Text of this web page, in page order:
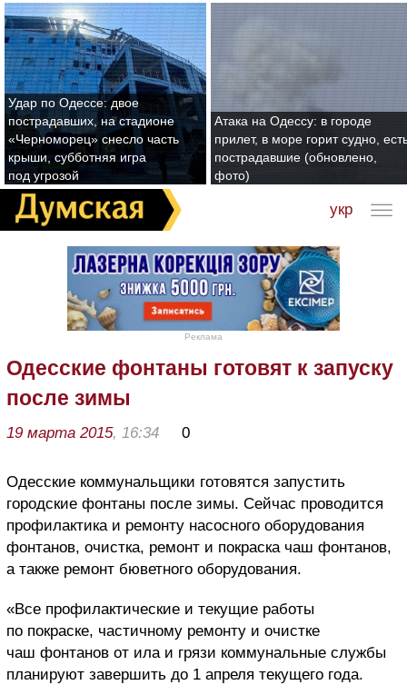
Удар по Одессе: двое
пострадавших, на стадионе
«Черноморец» снесло часть
крыши, субботняя игра
под угрозой
Атака на Одессу: в городе
прилет, в море горит судно,
пострадавшие (обновлено,
фото)
укр
Реклама
Одесские фонтаны готовят к запуску
после зимы
19 марта 2015, 16:34 0
Одесские коммунальщики готовятся запустить
городские фонтаны после зимы. Сейчас проводится
профилактика и ремонту насосного оборудования
фонтанов, очистка, ремонт и покраска чаш фонтанов,
а также ремонт бюветного оборудования.
«Все профилактические и текущие работы
по покраске, частичному ремонту и очистке
чаш фонтанов от ила и грязи коммунальные службы
планируют завершить до 1 апреля текущего года.